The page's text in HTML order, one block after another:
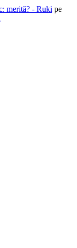
merită? - Ruki pe